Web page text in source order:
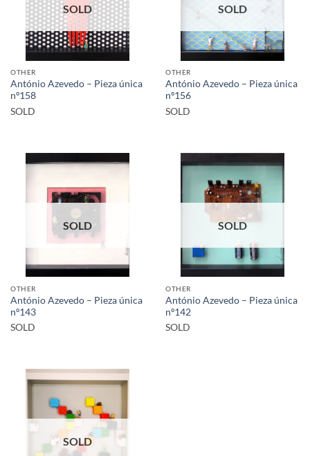
SOLD
OTHER
António Azevedo – Pieza única
nº158
SOLD
SOLD
OTHER
António Azevedo – Pieza única
nº156
SOLD
SOLD
OTHER
António Azevedo – Pieza única
nº143
SOLD
SOLD
OTHER
António Azevedo – Pieza única
nº142
SOLD
SOLD